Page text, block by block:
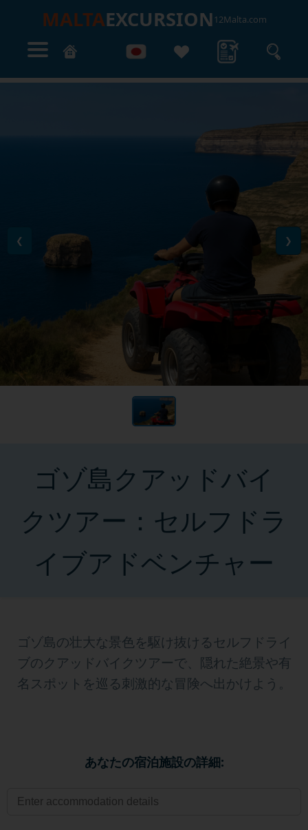
MALTAEXCURSION 12Malta.com
❮ ❯
ゴゾ島クアッドバイ
クツアー：セルフドラ
イブアドベンチャー
ゴゾ島の壮大な景色を駆け抜けるセルフドライ
ブのクアッドバイクツアーで、隠れた絶景や有
名スポットを巡る刺激的な冒険へ出かけよう。
あなたの宿泊施設の詳細: